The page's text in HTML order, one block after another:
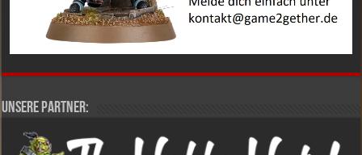
Unsere Partner: